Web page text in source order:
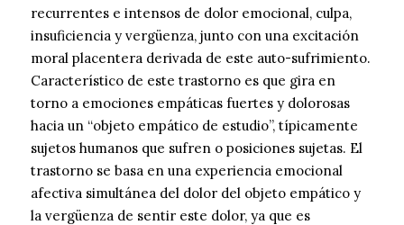
recurrentes e intensos de dolor emocional, culpa,
insuficiencia y vergüenza, junto con una excitación
moral placentera derivada de este auto-sufrimiento.
Característico de este trastorno es que gira en
torno a emociones empáticas fuertes y dolorosas
hacia un “objeto empático de estudio”, típicamente
sujetos humanos que sufren o posiciones sujetas. El
trastorno se basa en una experiencia emocional
afectiva simultánea del dolor del objeto empático y
la vergüenza de sentir este dolor, ya que es